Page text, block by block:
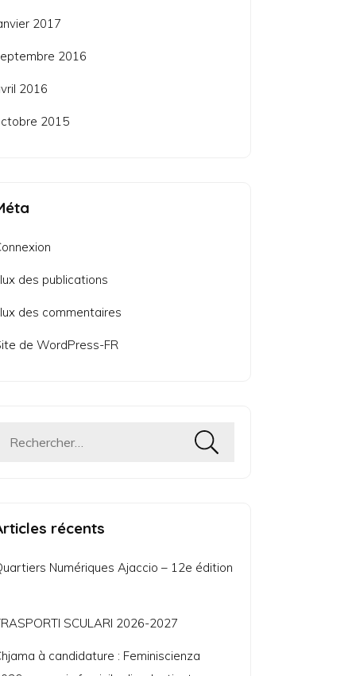
2017
2016
2016
2015
des publications
des commentaires
de WordPress-FR
Rechercher :
récents
Numériques Ajaccio – 12e édition
SCULARI 2026-2027
à candidature : Feminiscienza